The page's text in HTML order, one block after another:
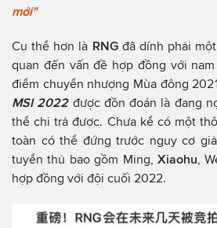
mới"
Cụ thể hơn là RNG đã dính phải
quan đến vấn đề hợp đồng với
điểm chuyển nhượng Mùa đông
MSI 2022được đồn đoán là đang
thể chi trả được. Chưa kể có một
toàn có thể đứng trước nguy cơ
tuyển thủ bao gồm Ming, Xiaohu ,
hợp đồng với đội cuối 2022.